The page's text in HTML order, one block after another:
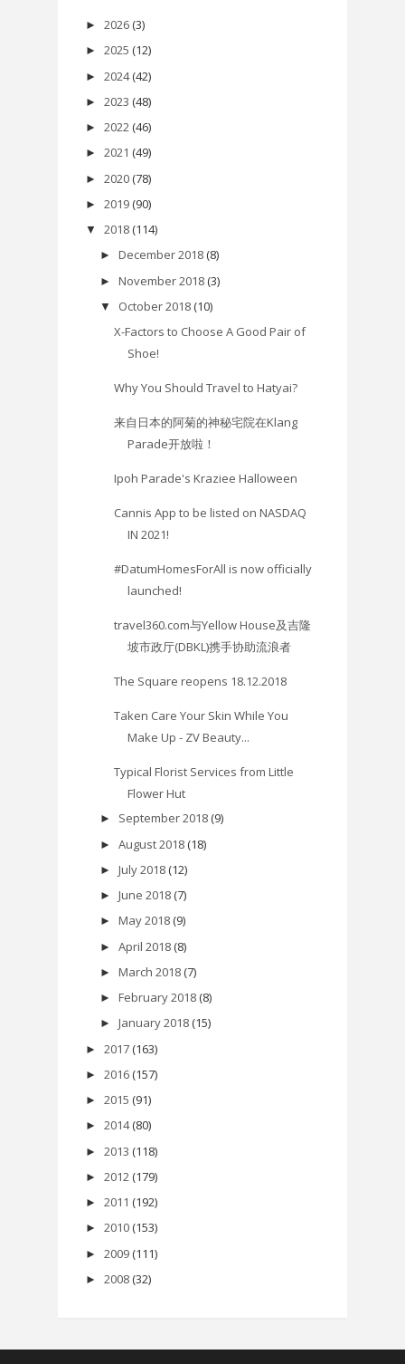
► 2026 (3)
► 2025 (12)
► 2024 (42)
► 2023 (48)
► 2022 (46)
► 2021 (49)
► 2020 (78)
► 2019 (90)
▼ 2018 (114)
► December 2018 (8)
► November 2018 (3)
▼ October 2018 (10)
X-Factors to Choose A Good Pair of
Shoe!
Why You Should Travel to Hatyai?
来自日本的阿菊的神秘宅院在Klang
Parade开放啦！
Ipoh Parade's Kraziee Halloween
Cannis App to be listed on NASDAQ
IN 2021!
#DatumHomesForAll is now officially
launched!
travel360.com与Yellow House及吉隆
坡市政厅(DBKL)携手协助流浪者
The Square reopens 18.12.2018
Taken Care Your Skin While You
Make Up - ZV Beauty...
Typical Florist Services from Little
Flower Hut
► September 2018 (9)
► August 2018 (18)
► July 2018 (12)
► June 2018 (7)
► May 2018 (9)
► April 2018 (8)
► March 2018 (7)
► February 2018 (8)
► January 2018 (15)
► 2017 (163)
► 2016 (157)
► 2015 (91)
► 2014 (80)
► 2013 (118)
► 2012 (179)
► 2011 (192)
► 2010 (153)
► 2009 (111)
► 2008 (32)